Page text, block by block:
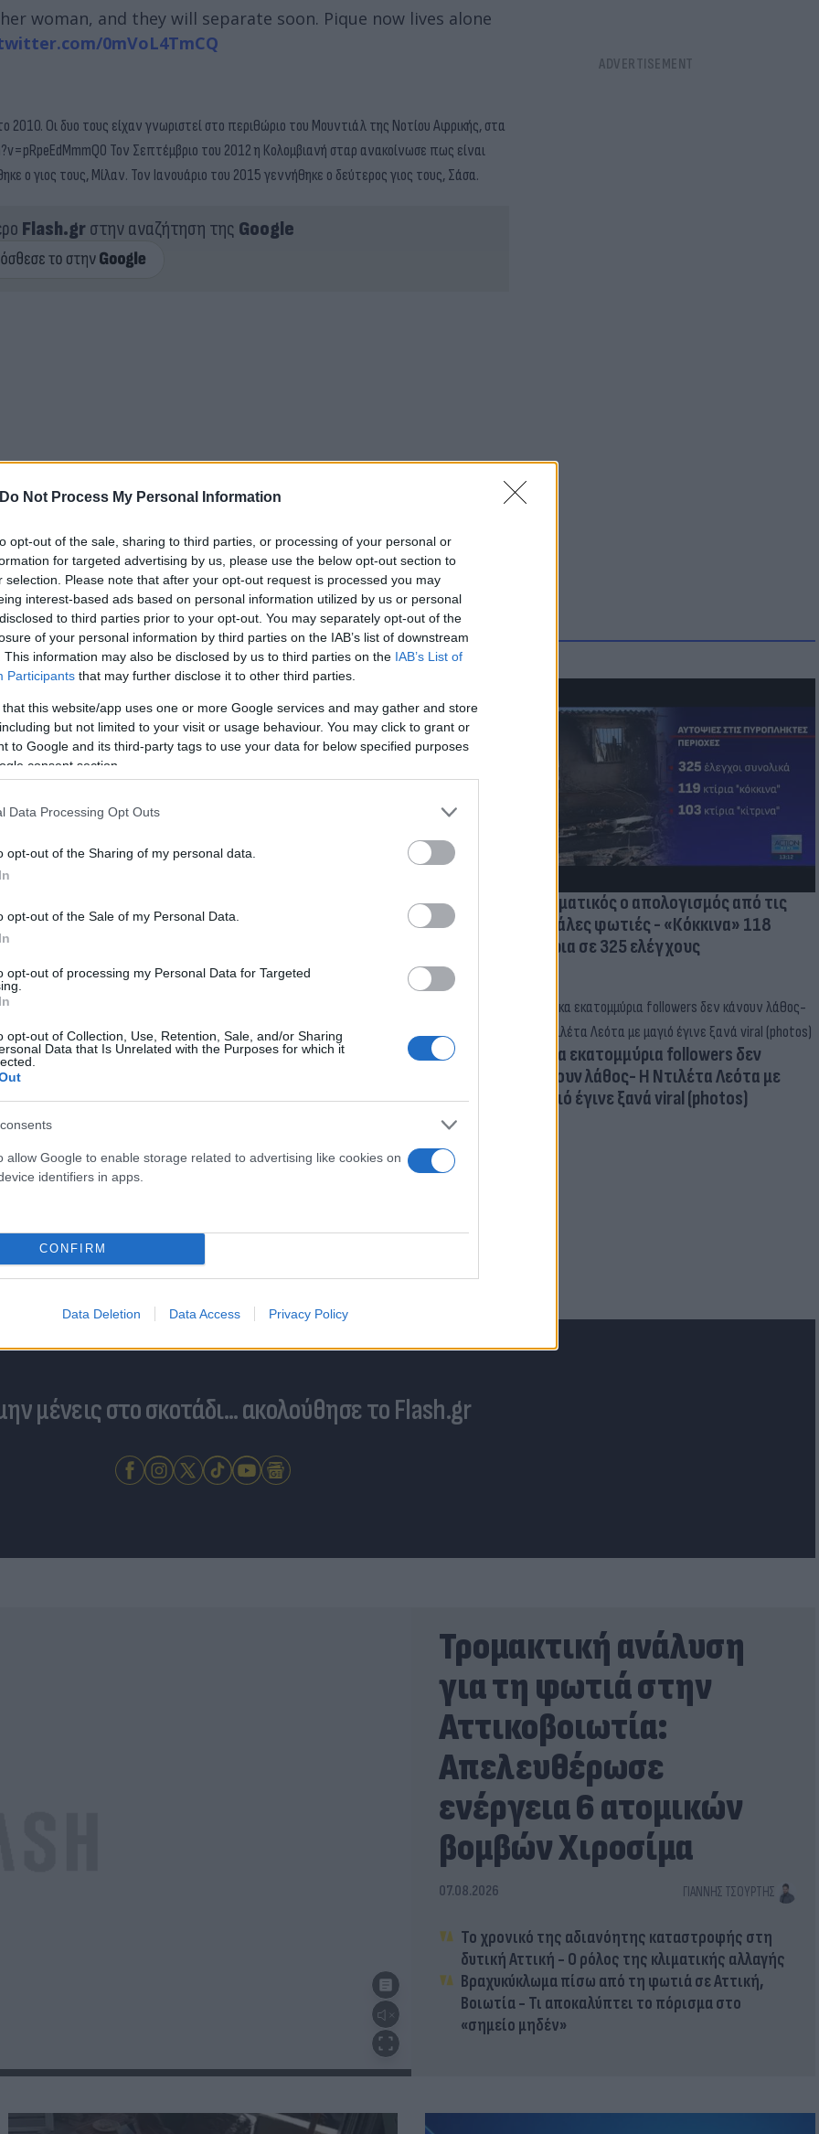
Do Not Process My Personal Information
opt-out of the sale, sharing to third parties, or processing of your personal or
for targeted advertising by us, please use the below opt-out section to
selection. Please note that after your opt-out request is processed you may
interest-based ads based on personal information utilized by us or personal
to third parties prior to your opt-out. You may separately opt-out of the
of your personal information by third parties on the IAB’s list of downstream
This information may also be disclosed by us to third parties on the IAB’s List of
Participants that may further disclose it to other third parties.
that this website/app uses one or more Google services and may gather and store
but not limited to your visit or usage behaviour. You may click to grant or
to Google and its third-party tags to use your data for below specified purposes
consent section.
Data Processing Opt Outs
opt-out of the Sharing of my personal data.
opt-out of the Sale of my Personal Data.
opt-out of processing my Personal Data for Targeted
opt-out of Collection, Use, Retention, Sale, and/or Sharing
Data that Is Unrelated with the Purposes for which it
allow Google to enable storage related to advertising like cookies on
identifiers in apps.
CONFIRM
Data Deletion Data Access Privacy Policy
woman, and they will separate soon. Pique now lives alone
0mVoL4TmCQ
2010. Οι δυο τους είχαν γνωριστεί στο περιθώριο του Μουντιάλ της Νοτίου Αφρικής, στα
Τον Σεπτέμβριο του 2012 η Κολομβιανή σταρ ανακοίνωσε πως είναι
ο γιος τους, Μίλαν. Τον Ιανουάριο του 2015 γεννήθηκε ο δεύτερος γιος τους, Σάσα.
Flash.grστην αναζήτηση της Google
Showbiz Πρόσωπα
στην παρουσίαση του
κόσμου στο γήπεδο
(video)
επιστήμονες ρίχνουν φως στις
"φιλίες" μεταξύ διαφορετικών ειδών
Δραματικός ο απολογισμός από τις
μεγάλες φωτιές - «Κόκκινα» 118
κτίρια σε 325 ελέγχους
3,5 φορές
κίνδυνος σοβαρής
κάκωσης
Παραβιάσεις και εμπλοκή με
Δέκα εκατομμύρια followers δεν
κάνουν λάθος- Η Ντιλέτα Λεότα με
μαγιό έγινε ξανά viral (photos)
μένεις στο σκοτάδι... ακολούθησε το Flash.gr
Τρομακτική ανάλυση
για τη φωτιά στην
Αττικοβοιωτία:
Απελευθέρωσε
ενέργεια 6 ατομικών
βομβών Χιροσίμα
07.08.2026 ΓΙΆΝΝΗΣ ΤΣΟΎΡΤΗΣ
Το χρονικό της αδιανόητης καταστροφής στη
δυτική Αττική - Ο ρόλος της κλιματικής αλλαγής
Βραχυκύκλωμα πίσω από τη φωτιά σε Αττική,
Βοιωτία - Τι αποκαλύπτει το πόρισμα στο
«σημείο μηδέν»